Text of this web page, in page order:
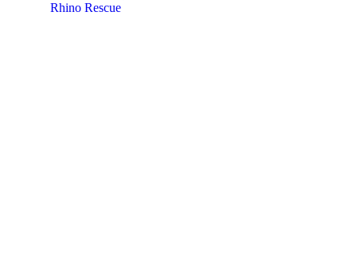
Rhino Rescue